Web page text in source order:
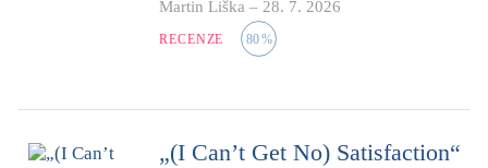
Martin Liška – 28. 7. 2026
RECENZE 80%
„(I Can’t Get No) Satisfaction“